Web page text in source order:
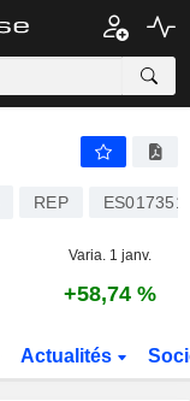
25,28
REP
Varia. 1 janv.
+58,74 %
Actualités